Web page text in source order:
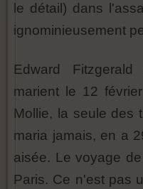
le détail) dans
ignominieusement
Edward
marient le 12
Mollie, la seule des
maria jamais, en a
aisée. Le voyage
Paris. Ce n'est pas